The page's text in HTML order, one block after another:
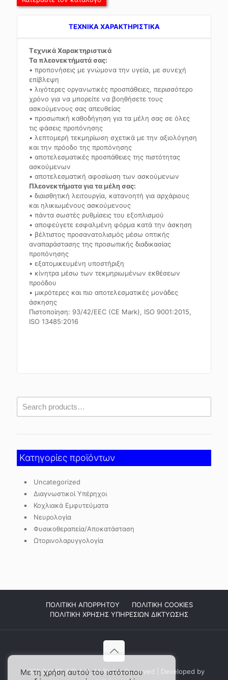
TEXNIKA ΧΑΡΑΚΤΗΡΙΣΤΙΚΑ
Τεχνικά Χαρακτηριστικά
Τα πλεονεκτήματά σας:
• προπονήσεις με γνώμονα την υγεία, με συνεχή
επίβλεψη
• λιγότερες οργανωτικές προσπάθειες, περισσότερο
χρόνο για να μπορείτε να βοηθήσετε τους
ασκούμενους σας απευθείας
• προσωπική καθοδήγηση για τα μέλη σας σε όλες
τις φάσεις προπόνησης
• λεπτομερή τεκμηρίωση σχετικά με την αξιολόγηση
και την πρόοδο της προπόνησης
• αποτελεσματικές προσπάθειες της πιστότητας
ασκούμενων
• αποτελεσματική αφοσίωση των ασκούμενων
Πλεονεκτήματα για τα μέλη σας:
• διαισθητική λειτουργία, κατανοητή για αρχάριους
και ηλικιωμένους ασκούμενους
• πάντα σωστές ρυθμίσεις του εξοπλισμού
• αποφεύγετε εσφαλμένη φόρμα κατά την άσκηση
• βέλτιστος προσανατολισμός μέσω οπτικής
αναπαράστασης της προσωπικής διαδικασίας
προπόνησης
• εξατομικευμένη υποστήριξη
• κίνητρα μέσω των τεκμηριωμένων εκθέσεων
προόδου
• μικρότερες και πιο αποτελεσματικές μονάδες
άσκησης
Πιστοποίηση: 93/42/EEC (CE Mark), ISO 9001:2015,
ISO 13485:2016
Κατηγορίες προϊόντων
Uncategorized
Διαγνωστικοί Υπέρηχοι
Κοχλιακά Εμφυτεύματα
Νευρολογία
Φυσικοθεραπεία/Αποκατάσταση
Ωτορινολαρυγγολογία
ΠΟΛΙΤΙΚΗ ΑΠΟΡΡΗΤΟΥ
ΠΟΛΙΤΙΚΗ COOKIES
ΠΟΛΙΤΙΚΗ ΧΡΗΣΗΣ ΥΠΗΡΕΣΙΩΝ ΔΙΚΤΥΩΣΗΣ
2026 DAMPLAID Α.Ε. All Rights Reserved | Developed by
Με τη χρήση αυτού του ιστότοπου